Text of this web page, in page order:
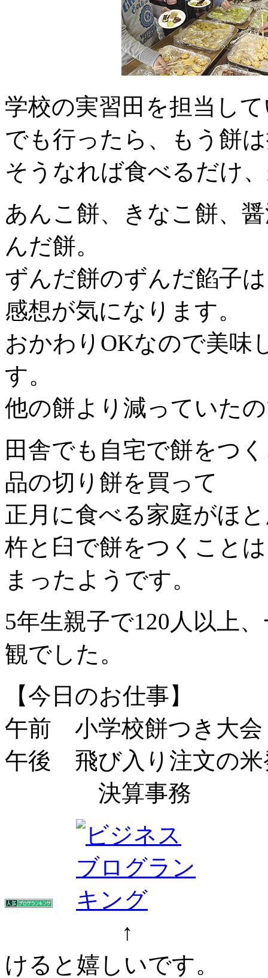
学校の実習田を担当し
でも行ったら、もう餅
そうなれば食べるだけ
あんこ餅、きなこ餅、
んだ餅。
ずんだ餅のずんだ餡子
感想が気になります。
おかわりOKなので美味
す。
他の餅より減っていた
田舎でも自宅で餅をつ
品の切り餅を買って
正月に食べる家庭がほ
杵と臼で餅をつくこと
まったようです。
5年生親子で120人以上
観でした。
【今日のお仕事】
午前 小学校餅つき大会
午後 飛び入り注文の米
決算事務
↑ ↑ クリ
けると嬉しいです。